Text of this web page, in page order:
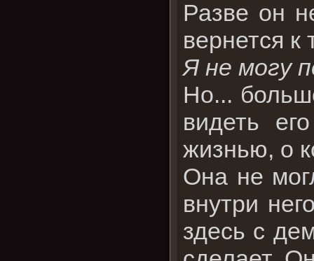
Разве он
вернется к
Я не могу
Но...
видеть
жизнью, о
Она не
внутри
здесь с